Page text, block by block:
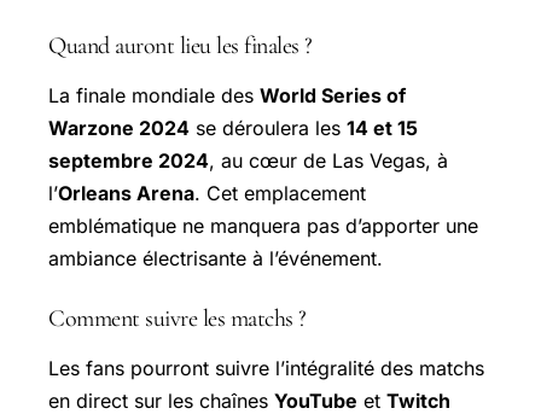
Quand auront lieu les finales ?
La finale mondiale des World Series of
Warzone 2024 se déroulera les 14 et 15
septembre 2024, au cœur de Las Vegas, à
l’Orleans Arena. Cet emplacement
emblématique ne manquera pas d’apporter une
ambiance électrisante à l’événement.
Comment suivre les matchs ?
Les fans pourront suivre l’intégralité des matchs
en direct sur les chaînes YouTube et Twitch